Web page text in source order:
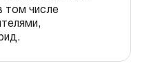
том числе